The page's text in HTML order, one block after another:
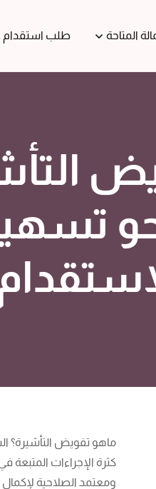
المتاحة طلب استقدام
ماهو تفويض التأشيرة؟
كثرة الإجراءات
ومعتمد الصلاحية لإكمال